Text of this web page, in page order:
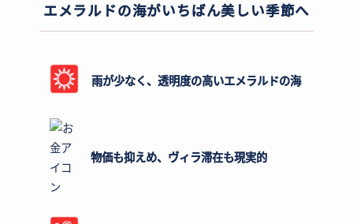
エメラルドの海がいちばん美しい季節へ
雨が少なく、透明度の高いエメラルドの海
物価も抑えめ、ヴィラ滞在も現実的